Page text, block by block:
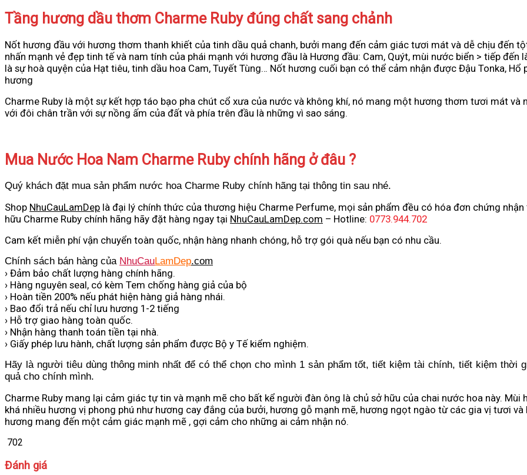
Tầng hương dầu thơm Charme Ruby đúng chất sang chảnh
Nốt hương đầu với hương thơm thanh khiết của tinh dầu quả chanh, bưởi mang đến cảm giác tươi mát và dễ chịu đến
nhấn mạnh vẻ đẹp tinh tế và nam tính của phái mạnh với hương đầu là Hương đầu: Cam, Quýt, mùi nước biển > tiếp
là sự hoà quyện của Hạt tiêu, tinh dầu hoa Cam, Tuyết Tùng… Nốt hương cuối bạn có thể cảm nhận được Đậu Tonka, Hổ
hương
Charme Ruby là một sự kết hợp táo bạo pha chút cổ xưa của nước và không khí, nó mang một hương thơm tươi mát và
với đôi chân trần với sự nồng ấm của đất và phía trên đầu là những vì sao sáng.
Mua Nước Hoa Nam Charme Ruby chính hãng ở đâu ?
Quý khách đặt mua sản phẩm nước hoa Charme Ruby chính hãng tại thông tin sau nhé.
Shop NhuCauLamDep là đại lý chính thức của thương hiệu Charme Perfume, mọi sản phẩm đều có hóa đơn chứng
hữu Charme Ruby chính hãng hãy đặt hàng ngay tại NhuCauLamDep.com – Hotline: 0773.944.702
Cam kết miễn phí vận chuyển toàn quốc, nhận hàng nhanh chóng, hỗ trợ gói quà nếu bạn có nhu cầu.
Chính sách bán hàng của NhuCauLamDep.com
› Đảm bảo chất lượng hàng chính hãng.
› Hàng nguyên seal, có kèm Tem chống hàng giả của bộ
› Hoàn tiền 200% nếu phát hiện hàng giả hàng nhái.
› Bao đổi trả nếu chỉ lưu hương 1-2 tiếng
› Hỗ trợ giao hàng toàn quốc.
› Nhận hàng thanh toán tiền tại nhà.
› Giấy phép lưu hành, chất lượng sản phẩm được Bộ y Tế kiểm nghiệm.
Hãy là người tiêu dùng thông minh nhất để có thể chọn cho mình 1 sản phẩm tốt, tiết kiệm tài chính, tiết kiệm thời
quả cho chính mình.
Charme Ruby mang lại cảm giác tự tin và mạnh mẽ cho bất kể người đàn ông là chủ sở hữu của chai nước hoa này. Mùi
khá nhiều hương vị phong phú như hương cay đắng của bưởi, hương gỗ mạnh mẽ, hương ngọt ngào từ các gia vị tươi
hương mang đến một cảm giác mạnh mẽ , gợi cảm cho những ai cảm nhận nó.
702
Đánh giá